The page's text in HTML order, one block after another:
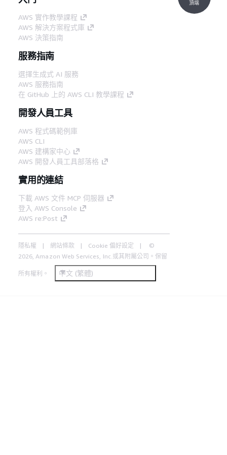
AWS 實作教學課程
AWS 解決方案程式庫
AWS 決策指南
服務指南
選擇生成式 AI 服務
AWS 服務指南
在 GitHub 上的 AWS CLI 教學課程
開發人員工具
AWS 程式碼範例庫
AWS CLI
AWS 建構家中心
AWS 開發人員工具部落格
實用的連結
下載 AWS 文件 MCP 伺服器
登入 AWS Console
AWS re:Post
隱私權 網站條款 Cookie 偏好設定
©
2026, Amazon Web Services, Inc.或其附屬公司。保留
所有權利。 中文 (繁體)
頂端